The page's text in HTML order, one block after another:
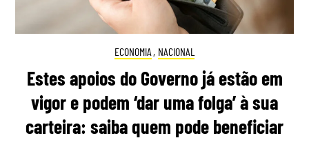
ECONOMIA , NACIONAL
Estes apoios do Governo já estão em
vigor e podem ‘dar uma folga’ à sua
carteira: saiba quem pode beneficiar